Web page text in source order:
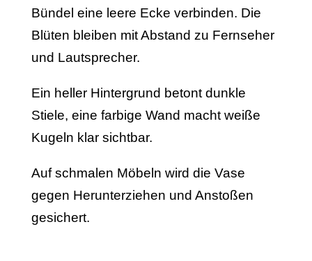
Bündel eine leere Ecke verbinden. Die
Blüten bleiben mit Abstand zu Fernseher
und Lautsprecher.
Ein heller Hintergrund betont dunkle
Stiele, eine farbige Wand macht weiße
Kugeln klar sichtbar.
Auf schmalen Möbeln wird die Vase
gegen Herunterziehen und Anstoßen
gesichert.